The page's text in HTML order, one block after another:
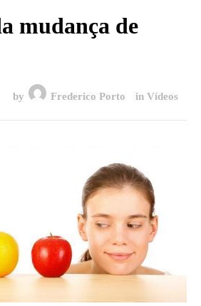
mudança de
by Frederico Porto in Vídeos